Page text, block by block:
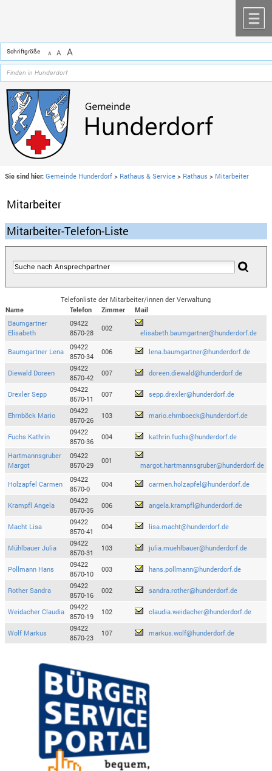
Schriftgröße A A A
Sie sind hier: Gemeinde Hunderdorf > Rathaus & Service > Rathaus > Mitarbeiter
Mitarbeiter
Mitarbeiter-Telefon-Liste
Telefonliste der Mitarbeiter/innen der Verwaltung
Name
Telefon Zimmer
Mail
Baumgartner
Elisabeth
09422
8570-28
002
elisabeth.baumgartner@hunderdorf.de
Baumgartner Lena
09422
8570-34
006 lena.baumgartner@hunderdorf.de
Diewald Doreen
09422
8570-42
007 doreen.diewald@hunderdorf.de
Drexler Sepp
09422
8570-11
007 sepp.drexler@hunderdorf.de
Ehrnböck Mario
09422
8570-26
103 mario.ehrnboeck@hunderdorf.de
Fuchs Kathrin
09422
8570-36
004 kathrin.fuchs@hunderdorf.de
Hartmannsgruber
Margot
09422
8570-29
001
margot.hartmannsgruber@hunderdorf.de
Holzapfel Carmen
09422
8570-0
004 carmen.holzapfel@hunderdorf.de
Krampfl Angela
09422
8570-35
006 angela.krampfl@hunderdorf.de
Macht Lisa
09422
8570-41
004 lisa.macht@hunderdorf.de
Mühlbauer Julia
09422
8570-31
103 julia.muehlbauer@hunderdorf.de
Pollmann Hans
09422
8570-10
003 hans.pollmann@hunderdorf.de
Rother Sandra
09422
8570-16
002 sandra.rother@hunderdorf.de
Weidacher Claudia
09422
8570-19
102 claudia.weidacher@hunderdorf.de
Wolf Markus
09422
8570-23
107 markus.wolf@hunderdorf.de